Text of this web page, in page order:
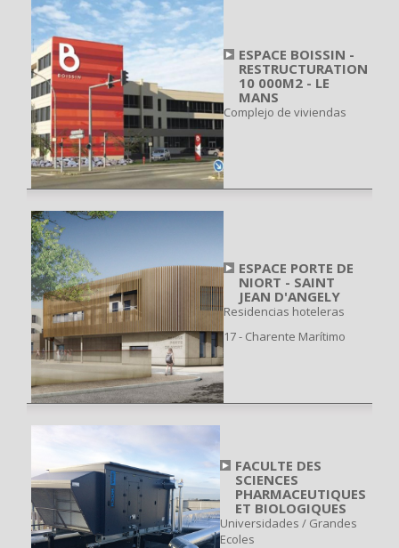
ESPACE BOISSIN -
RESTRUCTURATION
10 000M2 - LE
MANS
Complejo de viviendas
ESPACE PORTE DE
NIORT - SAINT
JEAN D'ANGELY
Residencias hoteleras
17 - Charente Marítimo
FACULTE DES
SCIENCES
PHARMACEUTIQUES
ET BIOLOGIQUES
Universidades / Grandes
Ecoles